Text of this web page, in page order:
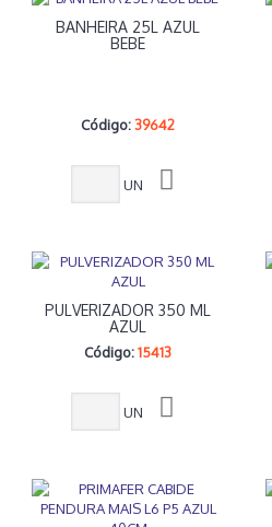
BANHEIRA 25L AZUL
BEBE
Código:39642
UN
PULVERIZADOR 350 ML
AZUL
Código:15413
UN